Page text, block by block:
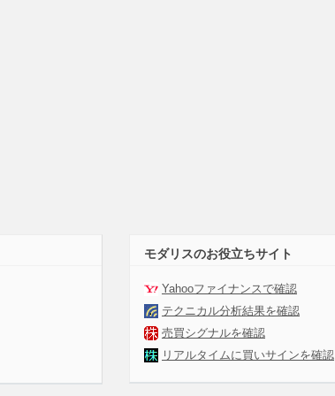
モダリスのお役立ちサイト
Yahooファイナンスで確認
テクニカル分析結果を確認
売買シグナルを確認
リアルタイムに買いサインを確認